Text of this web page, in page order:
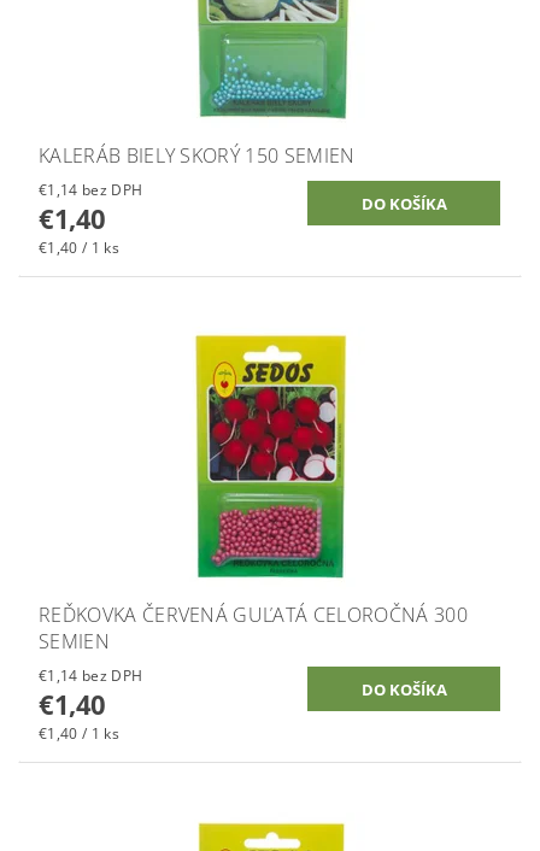
KALERÁB BIELY SKORÝ 150 SEMIEN
€1,14 bez DPH
€1,40
€1,40 / 1 ks
REĎKOVKA ČERVENÁ GUĽATÁ CELOROČNÁ 300
SEMIEN
€1,14 bez DPH
€1,40
€1,40 / 1 ks